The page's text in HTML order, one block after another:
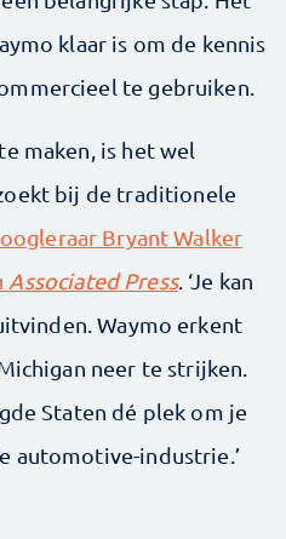
klaar is om de kennis
te gebruiken.
maken, is het wel
bij de traditionele
Bryant Walker
Associated Press. ‘Je kan
Waymo erkent
neer te strijken.
Staten dé plek om je
automotive-industrie.’